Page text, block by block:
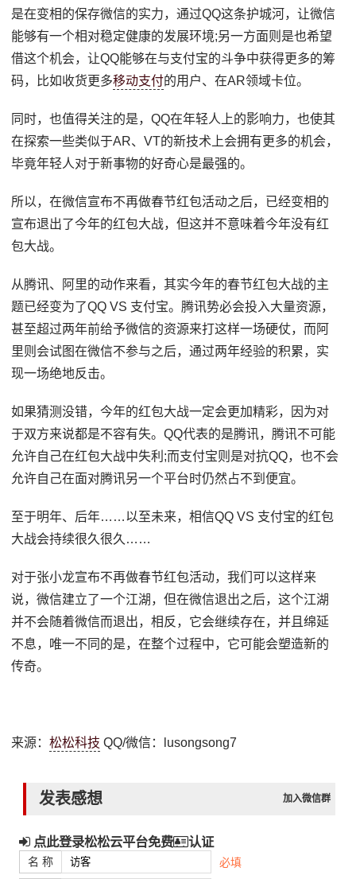
是在变相的保存微信的实力，通过QQ这条护城河，让微信
能够有一个相对稳定健康的发展环境;另一方面则是也希望
借这个机会，让QQ能够在与支付宝的斗争中获得更多的筹
码，比如收货更多移动支付的用户、在AR领域卡位。
同时，也值得关注的是，QQ在年轻人上的影响力，也使其
在探索一些类似于AR、VT的新技术上会拥有更多的机会，
毕竟年轻人对于新事物的好奇心是最强的。
所以，在微信宣布不再做春节红包活动之后，已经变相的
宣布退出了今年的红包大战，但这并不意味着今年没有红
包大战。
从腾讯、阿里的动作来看，其实今年的春节红包大战的主
题已经变为了QQ VS 支付宝。腾讯势必会投入大量资源，
甚至超过两年前给予微信的资源来打这样一场硬仗，而阿
里则会试图在微信不参与之后，通过两年经验的积累，实
现一场绝地反击。
如果猜测没错，今年的红包大战一定会更加精彩，因为对
于双方来说都是不容有失。QQ代表的是腾讯，腾讯不可能
允许自己在红包大战中失利;而支付宝则是对抗QQ，也不会
允许自己在面对腾讯另一个平台时仍然占不到便宜。
至于明年、后年……以至未来，相信QQ VS 支付宝的红包
大战会持续很久很久……
对于张小龙宣布不再做春节红包活动，我们可以这样来
说，微信建立了一个江湖，但在微信退出之后，这个江湖
并不会随着微信而退出，相反，它会继续存在，并且绵延
不息，唯一不同的是，在整个过程中，它可能会塑造新的
传奇。
来源：松松科技 QQ/微信：lusongsong7
发表感想 加入微信群
点此登录松松云平台免费 认证
名 称 必填